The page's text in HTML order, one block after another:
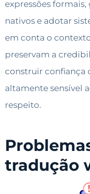
expressões
nativos e adotar
em conta o
preservam a
construir confiança
altamente sensível
respeito.
tradução